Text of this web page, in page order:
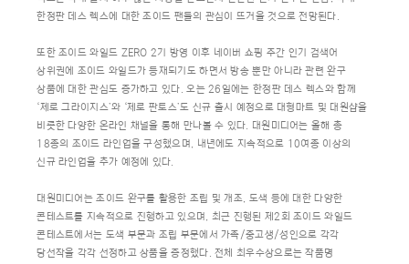
한정판 데스 렉스에 대한 조이드 팬들의 관심이 뜨거울 것으로 전망된다.
또한 조이드 와일드 ZERO 2기 방영 이후 네이버 쇼핑 주간 인기 검색어
상위권에 조이드 와일드가 등재되기도 하면서 방송 뿐만 아니라 관련 완구
상품에 대한 관심도 증가하고 있다. 오는 26일에는 한정판 데스 렉스와 함께
‘제로 그라이지스’와 ‘제로 판토스’도 신규 출시 예정으로 대형마트 및 대원샵을
비롯한 다양한 온라인 채널을 통해 만나볼 수 있다. 대원미디어는 올해 총
18종의 조이드 라인업을 구성했으며, 내년에도 지속적으로 10여종 이상의
신규 라인업을 추가 예정에 있다.
대원미디어는 조이드 완구를 활용한 조립 및 개조, 도색 등에 대한 다양한
콘테스트를 지속적으로 진행하고 있으며, 최근 진행된 제2회 조이드 와일드
콘테스트에서는 도색 부문과 조립 부문에서 가족/중고생/성인으로 각각
당선작을 각각 선정하고 상품을 증정했다. 전체 최우수상으로는 작품명